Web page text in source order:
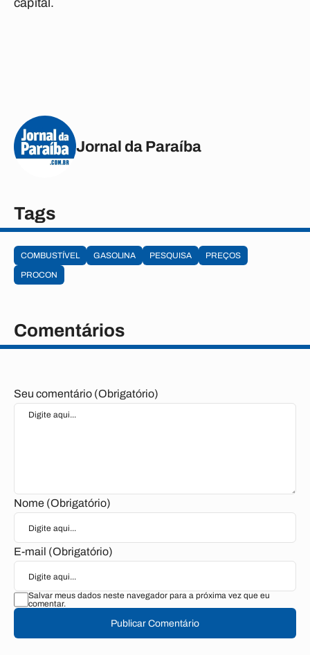
capital.
Jornal da Paraíba
Tags
COMBUSTÍVEL GASOLINA PESQUISA
PREÇOS
PROCON
Comentários
Seu comentário (Obrigatório)
Nome (Obrigatório)
E-mail (Obrigatório)
Salvar meus dados neste navegador para a próxima vez que eu
comentar.
Publicar Comentário